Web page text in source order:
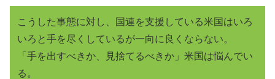
こうした事態に対し、国連を支援している米国はいろ
いろと手を尽くしているが一向に良くならない。
「手を出すべきか、見捨てるべきか」米国は悩んでい
る。